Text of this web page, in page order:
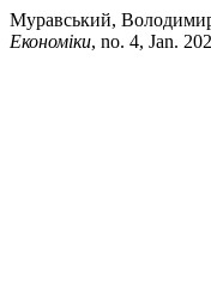
Муравський,
Економіки, no. 4, Jan.